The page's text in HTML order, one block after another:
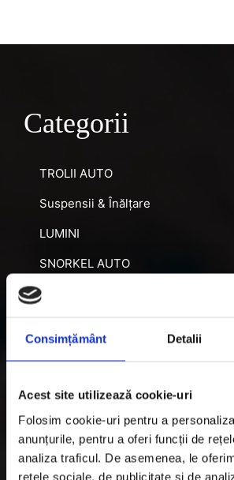
Consimțământ Detalii
Acest site utilizează cookie-uri
Folosim cookie-uri pentru a
anunțurile, pentru a oferi funcții de
analiza traficul. De asemenea, le
rețele sociale, de publicitate și de
Categorii
TROLII AUTO
Suspensii & Înălțare
LUMINI
SNORKEL AUTO
ACCESORII RECUPERARE
Informatii utile